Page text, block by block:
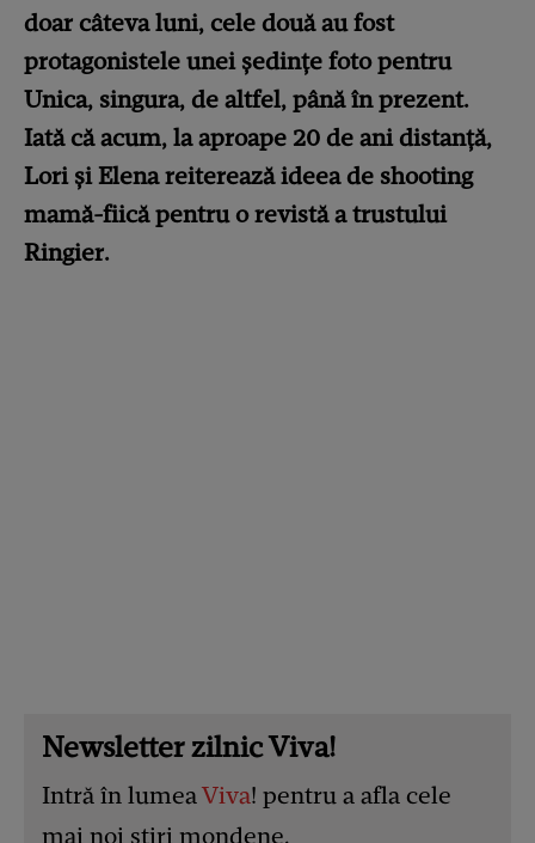
doar câteva luni, cele două au fost
protagonistele unei ședințe foto pentru
Unica, singura, de altfel, până în prezent.
Iată că acum, la aproape 20 de ani distanță,
Lori și Elena reiterează ideea de shooting
mamă-fiică pentru o revistă a trustului
Ringier.
Newsletter zilnic Viva!
Intră în lumeaViva! pentru a afla cele
mai noi știri mondene.